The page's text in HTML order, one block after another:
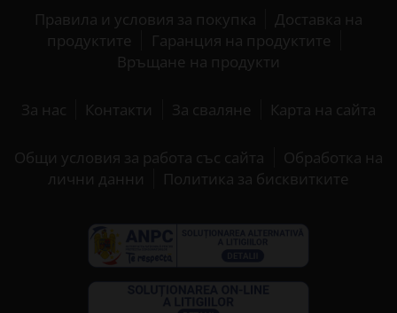
Правила и условия за покупка
Доставка на
продуктите
Гаранция на продуктите
Връщане на продукти
За нас Контакти За сваляне Карта на сайта
Общи условия за работа със сайта
Обработка на
лични данни
Политика за бисквитките